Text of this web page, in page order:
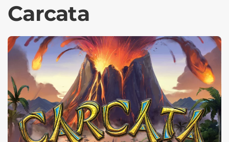
Carcata